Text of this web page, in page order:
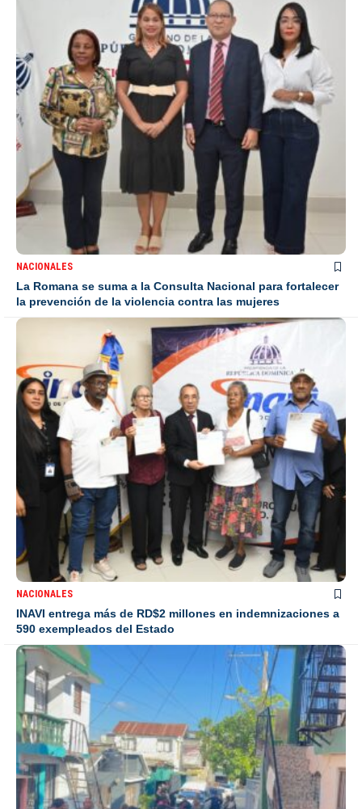
NACIONALES
La Romana se suma a la Consulta Nacional para fortalecer
la prevención de la violencia contra las mujeres
NACIONALES
INAVI entrega más de RD$2 millones en indemnizaciones a
590 exempleados del Estado